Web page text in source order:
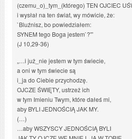
(czemu_o)_tym_(którego) TEN OJCIEC
i wysłał na ten świat, wy mówicie, że:
`Bluźnisz, bo powiedziałem:
SYNEM tego Boga jestem`?'”
(J 10,29-36)
„…i już_nie jestem w tym świecie,
a oni w tym świecie są
i_ja do Ciebie przychodzę.
OJCZE ŚWIĘTY, ustrzeż ich
w tym Imieniu Twym, które dałeś mi,
aby BYLI JEDNOŚCIĄ JAK MY.
(…)
…aby WSZYSCY JEDNOŚCIĄ BYLI